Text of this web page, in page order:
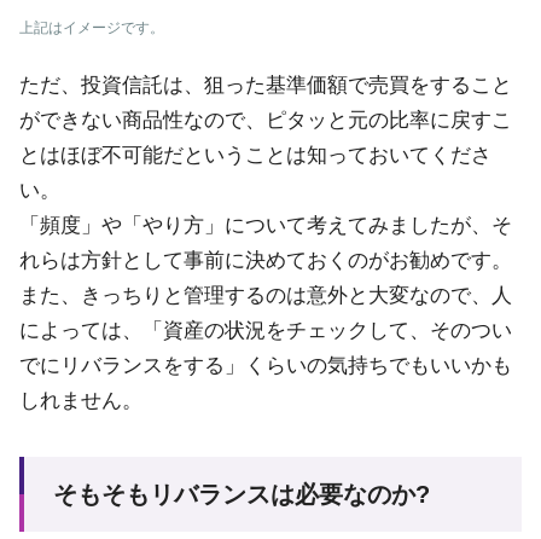
上記はイメージです。
ただ、投資信託は、狙った基準価額で売買をすること
ができない商品性なので、ピタッと元の比率に戻すこ
とはほぼ不可能だということは知っておいてくださ
い。
「頻度」や「やり方」について考えてみましたが、そ
れらは方針として事前に決めておくのがお勧めです。
また、きっちりと管理するのは意外と大変なので、人
によっては、「資産の状況をチェックして、そのつい
でにリバランスをする」くらいの気持ちでもいいかも
しれません。
そもそもリバランスは必要なのか?